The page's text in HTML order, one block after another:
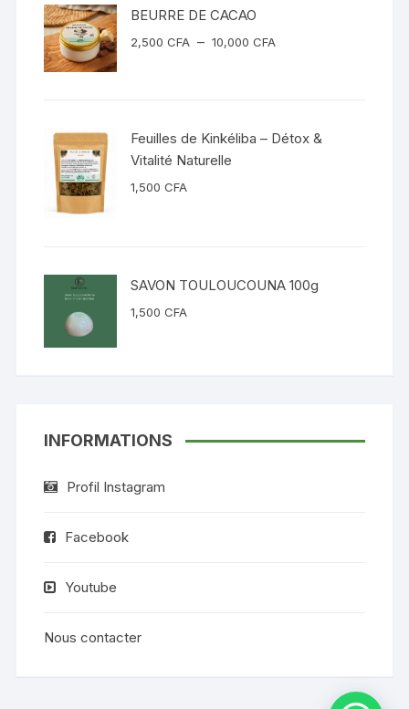
BEURRE DE CACAO
2,500CFA – 10,000CFAPlage
Feuilles de Kinkéliba – Détox &
Vitalité Naturelle
1,500CFA
SAVON TOULOUCOUNA 100g
1,500CFA
INFORMATIONS
Profil Instagram
Facebook
Youtube
Nous contacter